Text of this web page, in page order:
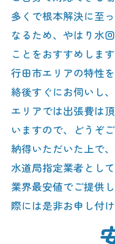
多くで根本解決に至
なるため、やはり水
ことをおすすめします
行田市エリアの特性
絡後すぐにお伺いし
エリアでは出張費は
いますので、どうぞ
納得いただいた上で
水道局指定業者とし
業界最安値でご提供
際には是非お申し付け